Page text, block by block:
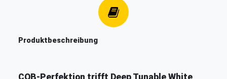
Produktbeschreibung
COB-Perfektion trifft Deep Tunable White